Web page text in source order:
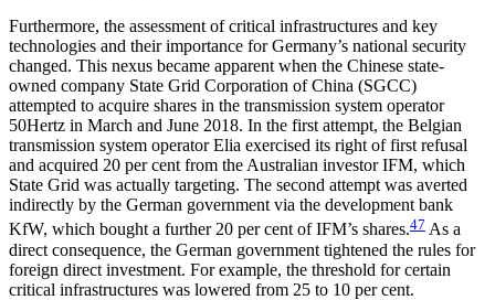
Furthermore, the assessment of critical infrastructures and key
technologies and their importance for Germany’s national security
changed. This nexus became apparent when the Chinese state-
owned com­pany State Grid Corporation of China (SGCC)
attempted to acquire shares in the transmission system operator
50Hertz in March and June 2018. In the first attempt, the Belgian
transmission system operator Elia exer­cised its right of first refusal
and acquired 20 per cent from the Australian investor IFM, which
State Grid was actually targeting. The second attempt was averted
indirectly by the German government via the develop­ment bank
KfW, which bought a further 20 per cent of IFM’s shares.47 As a
direct consequence, the Ger­man government tightened the rules for
foreign direct investment. For example, the threshold for cer­tain
critical infrastructures was lowered from 25 to 10 per cent.